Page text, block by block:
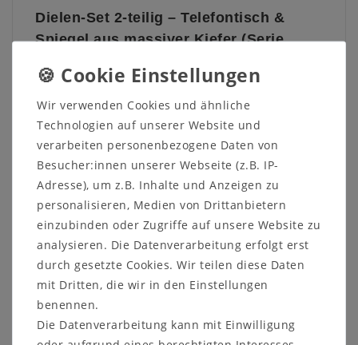
Dielen-Set 2-teilig – Telefontisch &
Spiegel aus massiver Kiefer (Serie
Das zweiteilige Dielen-Set aus der SerieBERGEN
von JUMEK MÖBELvereint natürlichen Charme mit
funktionaler Gestaltung. Es besteht aus einem
kompakten Telefontisch mit vier Schubladen sowie
einem passenden Wandspiegel. Beide Elemente
werden aus massiver Kiefer gefertigt und zeichnen
sich durch ihre hochwertige Verarbeitung sowie
durch die zweifarbige Oberfläche aus: weiß lackiert
kombiniert mit gelaugten und geölten Holz.
Die Serie BERGENsteht für gemütliches Wohnen im
Landhausstil – hell, freundlich und zeitlos. Der
Telefontisch bietet praktischen Stauraum für
Alltagsgegenstände wie Schlüssel, Briefe oder
Ladekabel, während der Spiegel das Set optisch
abrundet und den Raum größer wirken lässt.
Wir verwenden Cookies und ähnliche
Technologien auf unserer Website und
verarbeiten personenbezogene Daten von
Besucher:innen unserer Webseite (z.B. IP-
Adresse), um z.B. Inhalte und Anzeigen zu
personalisieren, Medien von Drittanbietern
einzubinden oder Zugriffe auf unsere Website zu
analysieren. Die Datenverarbeitung erfolgt erst
durch gesetzte Cookies. Wir teilen diese Daten
mit Dritten, die wir in den Einstellungen
benennen.
Die Datenverarbeitung kann mit Einwilligung